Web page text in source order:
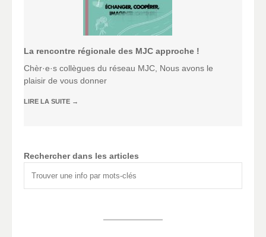
La rencontre régionale des MJC approche !
Chèr·e·s collègues du réseau MJC, Nous avons le
plaisir de vous donner
LIRE LA SUITE →
Rechercher dans les articles